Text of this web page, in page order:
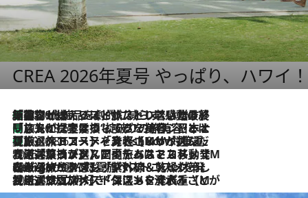
CREA 2026年夏号 やっぱり、ハワイ
2026.8.6
「荷物が増えるほど旅ストレスは増す」美容ジャーナリストがたどり着いた最終結論。“化粧品を劇的に減らす”感動の凝縮美容とは
2026.8.6
「旅先には金髪ウィッグを持参」日本と同じメイクでは損してる!? 美容ジャーナリストが提案する“掟破りの旅美容”とは
2026.8.6
【厳選旅コスメ】「身軽さ＆UV対策重視！」ヘアアーティストshucoが選んだ夏旅ベストコスメを発表【Mサイズジップ】
2026.8.5
【厳選旅コスメ】国内をあちこち移動する河井菜摘が選んだ夏旅ベストコスメ発表！「リラックスアイテムはマスト」【Mサイズジップ】
2026.8.4
【厳選旅コスメ】「紫外線＆乾燥対策しながらメイク感も！」ヘア＆メイクGeorgeが選んだ夏旅ベストコスメを発表！【Mサイズジップ】
2026.8.3
【厳選旅コスメ】「保湿もタイパ重視！」“サウナ好き”タレント清水みさとが愛用する夏旅ベストコスメを発表！【Mサイズジップ】